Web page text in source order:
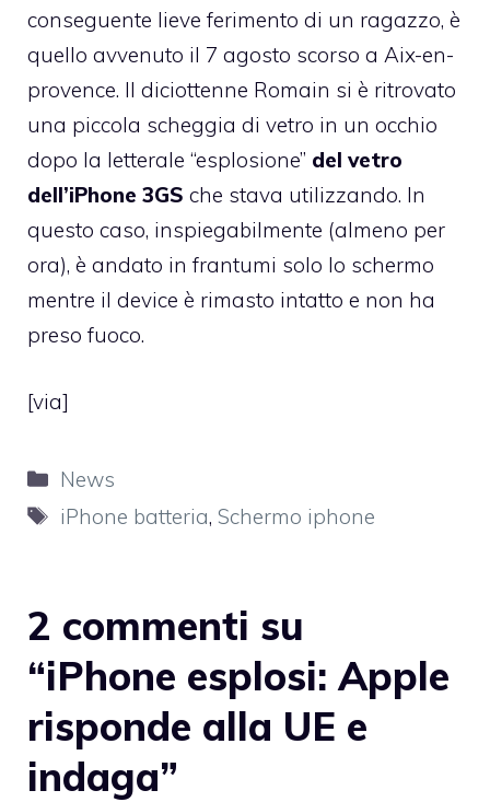
conseguente lieve ferimento di un ragazzo, è
quello avvenuto il 7 agosto scorso a Aix-en-
provence. Il diciottenne Romain si è ritrovato
una piccola scheggia di vetro in un occhio
dopo la letterale “esplosione” del vetro
dell’iPhone 3GS che stava utilizzando. In
questo caso, inspiegabilmente (almeno per
ora), è andato in frantumi solo lo schermo
mentre il device è rimasto intatto e non ha
preso fuoco.
[via]
Categorie
News
Tag
iPhone batteria,Schermo iphone
2 commenti su
“iPhone esplosi: Apple
risponde alla UE e
indaga”